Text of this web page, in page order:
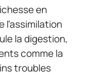
en
l’assimilation
la digestion,
comme la
troubles